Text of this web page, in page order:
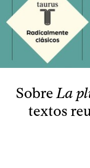
Sobre La
textos